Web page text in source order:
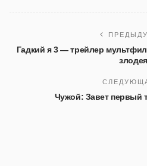
Гадкий я 3 — трейлер
злодея
Чужой: Завет первый